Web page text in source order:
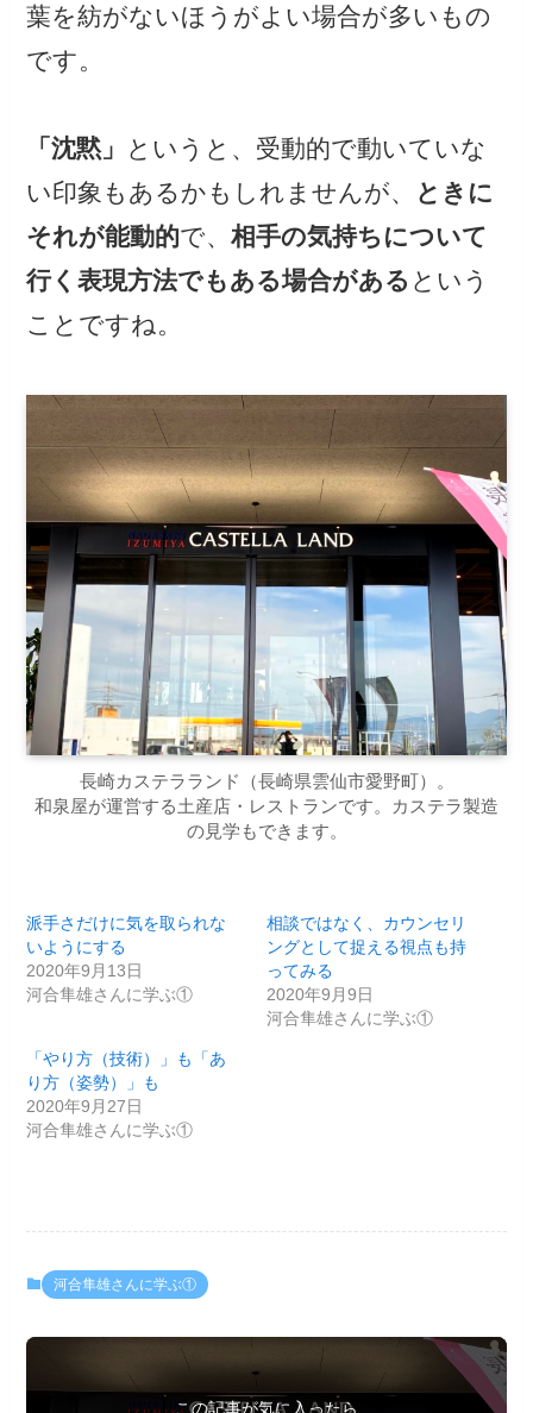
葉を紡がないほうがよい場合が多いもの
です。
「沈黙」
というと、受動的で動いていな
い印象もあるかもしれませんが、
ときに
それが能動的で、相手の気持ちについて
行く表現方法でもある場合がある という
ことですね。
長崎カステラランド（長崎県雲仙市愛野町）。
和泉屋が運営する土産店・レストランです。カステラ製造
の見学もできます。
派手さだけに気を取られな
いようにする
2020年9月13日
河合隼雄さんに学ぶ①
相談ではなく、カウンセリ
ングとして捉える視点も持
ってみる
2020年9月9日
河合隼雄さんに学ぶ①
「やり方（技術）」も「あ
り方（姿勢）」も
2020年9月27日
河合隼雄さんに学ぶ①
河合隼雄さんに学ぶ①
この記事が気に入ったら